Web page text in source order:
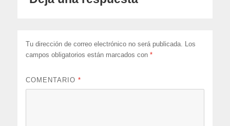
Tu dirección de correo electrónico no será publicada. Los
campos obligatorios están marcados con*
COMENTARIO*